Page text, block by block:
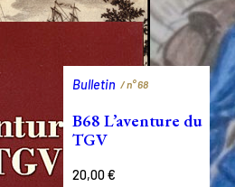
Bulletin / n°68
B68 L’aventure du
TGV
20,00€